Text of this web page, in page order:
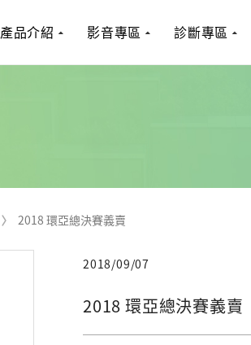
產品介紹 影音專區 診斷專區
2018 環亞總決賽義賣
2018/09/07
2018 環亞總決賽義賣